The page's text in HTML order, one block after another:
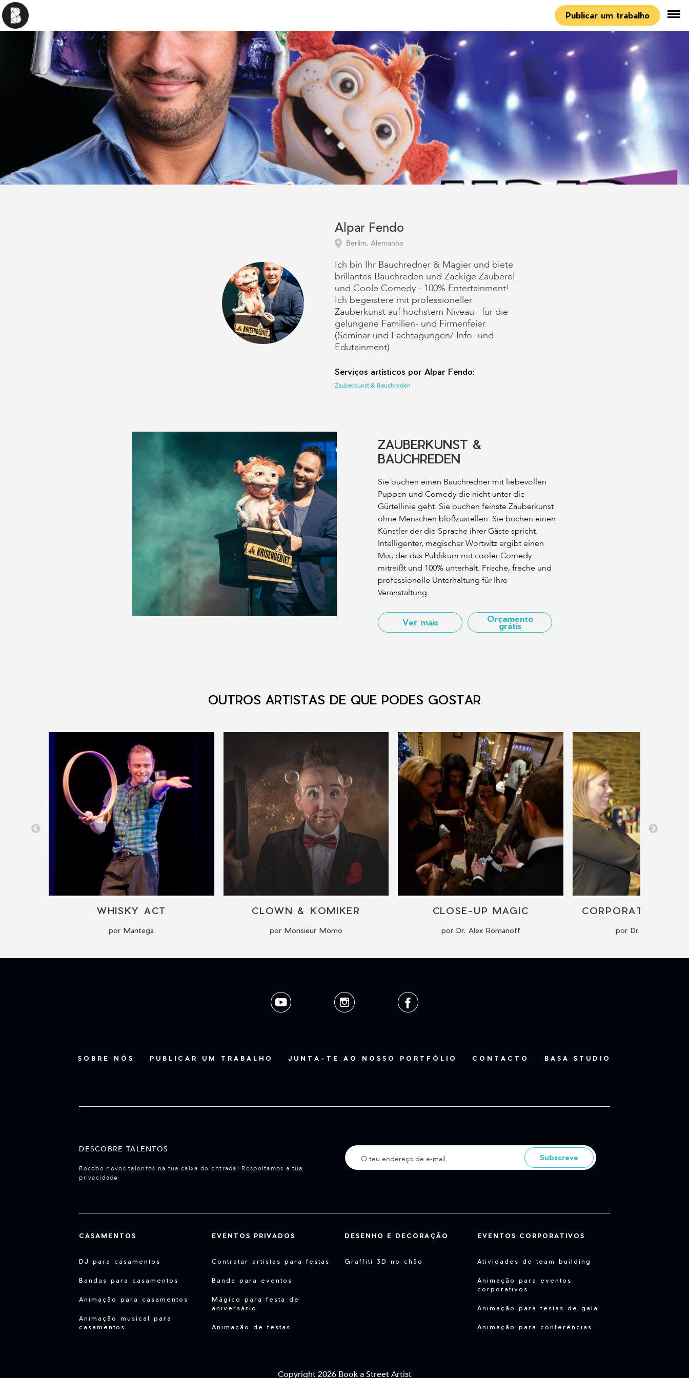
Publicar um trabalho
Alpar Fendo
Berlim, Alemanha
Ich bin Ihr Bauchredner & Magier und biete
brillantes Bauchreden und Zackige Zauberei
und Coole Comedy - 100% Entertainment!
Ich begeistere mit professioneller
Zauberkunst auf höchstem Niveau · für die
gelungene Familien- und Firmenfeier
(Seminar und Fachtagungen/ Info- und
Edutainment)
Serviços artísticos por Alpar Fendo:
Zauberkunst & Bauchreden
ZAUBERKUNST &
BAUCHREDEN
Sie buchen einen Bauchredner mit liebevollen
Puppen und Comedy die nicht unter die
Gürtellinie geht. Sie buchen feinste Zauberkunst
ohne Menschen bloßzustellen. Sie buchen einen
Künstler der die Sprache ihrer Gäste spricht.
Intelligenter, magischer Wortwitz ergibt einen
Mix, der das Publikum mit cooler Comedy
mitreißt und 100% unterhält. Frische, freche und
professionelle Unterhaltung für Ihre
Veranstaltung.
Ver mais Orçamento
grátis
OUTROS ARTISTAS DE QUE PODES GOSTAR
WHISKY ACT
por Mantega
CLOWN & KOMIKER
por Monsieur Momo
CLOSE-UP MAGIC
por Dr. Alex Romanoff
CORPORATE
por Dr. Alex
SOBRE NÓS PUBLICAR UM TRABALHO JUNTA-TE AO NOSSO PORTFÓLIO CONTACTO BASA STUDIO
DESCOBRE TALENTOS
Recebe novos talentos na tua caixa de entrada! Respeitamos a tua
privacidade
Subscreve
CASAMENTOS
DJ para casamentos
Bandas para casamentos
Animação para casamentos
Animação musical para
casamentos
EVENTOS PRIVADOS
Contratar artistas para festas
Banda para eventos
Mágico para festa de
aniversário
Animação de festas
DESENHO E DECORAÇÃO
Graffiti 3D no chão
EVENTOS CORPORATIVOS
Atividades de team building
Animação para eventos
corporativos
Animação para festas de gala
Animação para conferências
Copyright 2026 Book a Street Artist